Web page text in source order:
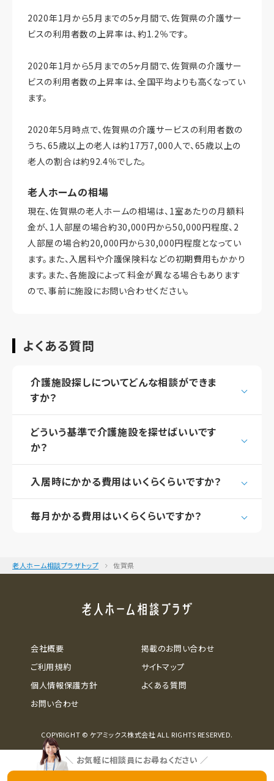
2020年1月から5月までの5ヶ月間で、佐賀県の介護サー
ビスの利用者数の上昇率は、約1.2％です。
2020年1月から5月までの5ヶ月間で、佐賀県の介護サー
ビスの利用者数の上昇率は、全国平均よりも高くなってい
ます。
2020年5月時点で、佐賀県の介護サービスの利用者数の
うち、65歳以上の老人は約17万7,000人で、65歳以上の
老人の割合は約92.4％でした。
老人ホームの相場
現在、佐賀県の老人ホームの相場は、1室あたりの月額料
金が、1人部屋の場合約30,000円から50,000円程度、2
人部屋の場合約20,000円から30,000円程度となってい
ます。また、入居料や介護保険料などの初期費用もかかり
ます。また、各施設によって料金が異なる場合もあります
ので、事前に施設にお問い合わせください。
よくある質問
介護施設探しについてどんな相談ができま
すか？
どういう基準で介護施設を探せばいいです
か？
入居時にかかる費用はいくらくらいですか？
毎月かかる費用はいくらくらいですか？
老人ホーム相談プラザトップ 佐賀県
＼ お気軽に相談員にお尋ねください ／
会社概要
ご利用規約
個人情報保護方針
お問い合わせ
掲載のお問い合わせ
サイトマップ
よくある質問
COPYRIGHT © ケアミックス株式会社 ALL RIGHTS RESERVED.